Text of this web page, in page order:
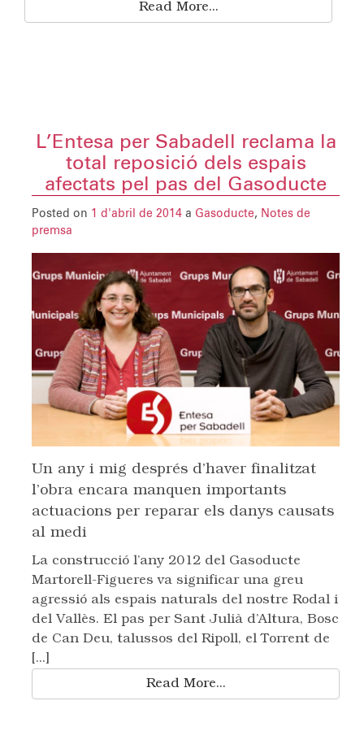
Read More...
L’Entesa per Sabadell reclama la
total reposició dels espais
afectats pel pas del Gasoducte
Posted on 1 d'abril de 2014 a Gasoducte, Notes de
premsa
Un any i mig després d’haver finalitzat
l’obra encara manquen importants
actuacions per reparar els danys causats
al medi
La construcció l’any 2012 del Gasoducte
Martorell-Figueres va significar una greu
agressió als espais naturals del nostre Rodal i
del Vallès. El pas per Sant Julià d’Altura, Bosc
de Can Deu, talussos del Ripoll, el Torrent de
[...]
Read More...